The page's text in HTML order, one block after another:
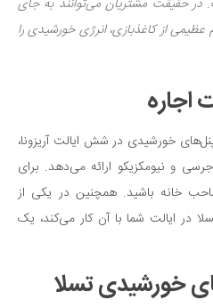
حقیقت مشتریان می‌توانند به جای
از کاغذبازی، انرژی خورشیدی را
اجاره
خورشیدی در شش ایالت آریزونا،
و نیومکزیکو ارائه می‌دهد. برای
خانه باشید. همچنین در یکی از
در ایالت شما با آن کار می‌کند، یک
خورشیدی تسلا